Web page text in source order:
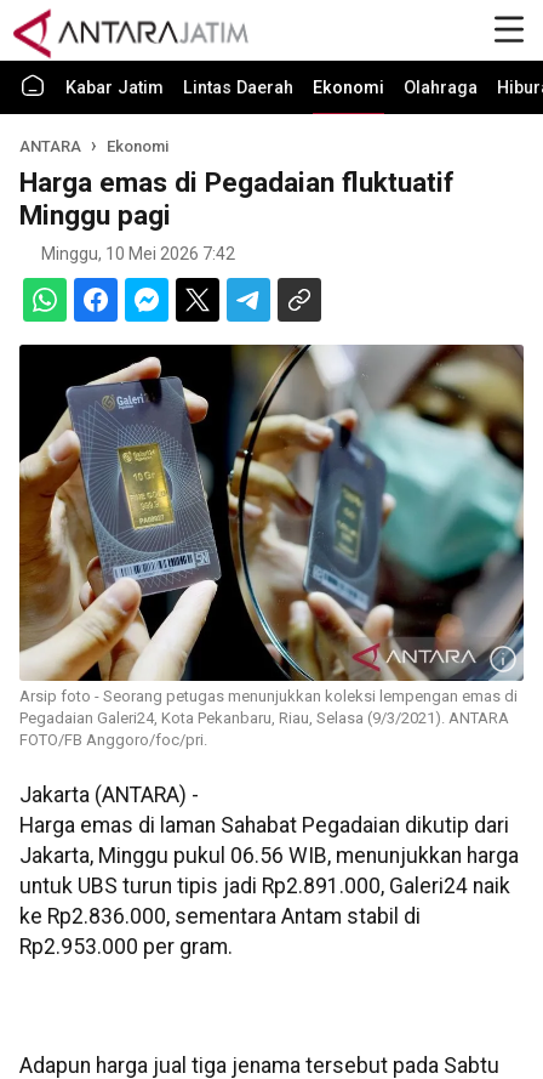
Kabar Jatim Lintas Daerah Ekonomi Olahraga
ANTARA Ekonomi
Harga emas di Pegadaian fluktuatif
Minggu pagi
Minggu, 10 Mei 2026 7:42
Arsip foto - Seorang petugas menunjukkan koleksi lempengan emas di
Pegadaian Galeri24, Kota Pekanbaru, Riau, Selasa (9/3/2021). ANTARA
FOTO/FB Anggoro/foc/pri.
Jakarta (ANTARA) -
Harga emas di laman Sahabat Pegadaian dikutip dari
Jakarta, Minggu pukul 06.56 WIB, menunjukkan harga
untuk UBS turun tipis jadi Rp2.891.000, Galeri24 naik
ke Rp2.836.000, sementara Antam stabil di
Rp2.953.000 per gram.
Adapun harga jual tiga jenama tersebut pada Sabtu